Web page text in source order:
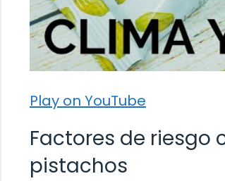
Play on YouTube
Factores de riesgo
pistachos